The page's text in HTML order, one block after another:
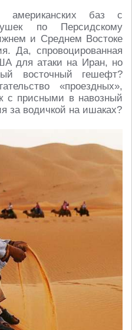
американских баз с
по Персидскому
и Среднем Востоке
Да, спровоцированная
для атаки на Иран, но
восточный гешефт?
«проездных»,
с присными в навозный
за водичкой на ишаках?